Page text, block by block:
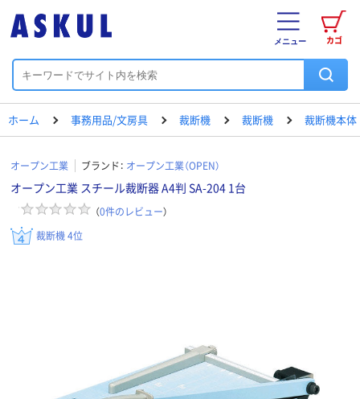
カゴ
メニュー
ホーム 事務用品/文房具 裁断機 裁断機 裁断機本体
オープン工業 ブランド： オープン工業（OPEN）
オープン工業 スチール裁断器 A4判 SA-204 1台
（0件のレビュー）
裁断機 4位